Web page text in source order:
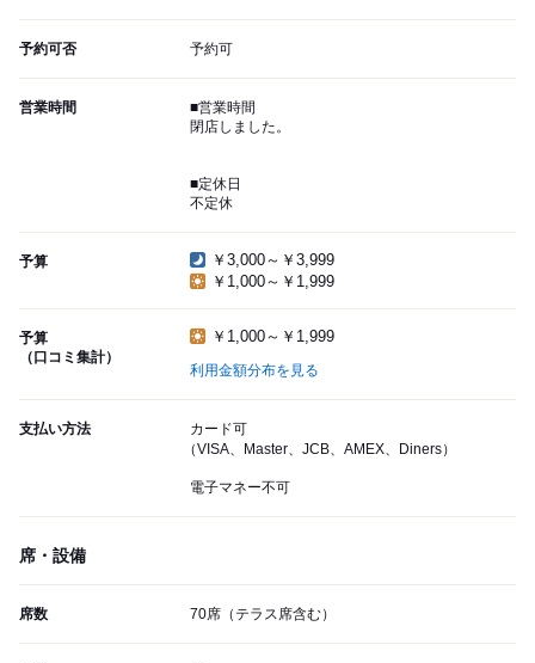
予約可否 予約可
営業時間
■営業時間
閉店しました。
■定休日
不定休
予算
￥3,000～￥3,999
￥1,000～￥1,999
予算
（口コミ集計）
￥1,000～￥1,999
利用金額分布を見る
支払い方法
カード可
（VISA、Master、JCB、AMEX、Diners）
電子マネー不可
席・設備
席数 70席（テラス席含む）